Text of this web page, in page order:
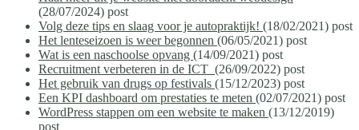
(28/07/2024) post
Volg deze tips en slaag voor je autopraktijk! (18/02/2021) post
Het lenteseizoen is weer begonnen (06/05/2021) post
Wat is een naschoolse opvang (14/09/2021) post
Recruitment verbeteren in de ICT (26/09/2022) post
Het gebruik van drugs op festivals (15/12/2023) post
Een KPI dashboard om prestaties te meten (02/07/2021) post
WordPress stappen om een website te maken (13/12/2019)
post